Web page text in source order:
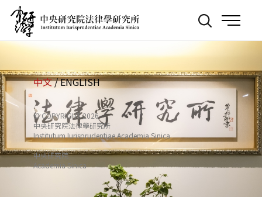
要
容
中文/ENGLISH
© COPYRIGHT 2026
中央研究院法律學研究所
Institutum Iurisprudentiae Academia Sinica
中央研究院
Academia Sinica